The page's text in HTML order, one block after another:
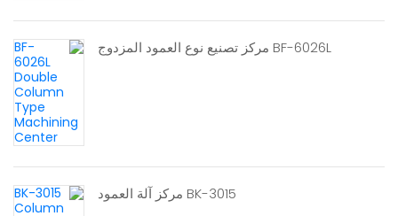
BF-6026L مركز تصنيع نوع العمود المزدوج
BK-3015 مركز آلة العمود